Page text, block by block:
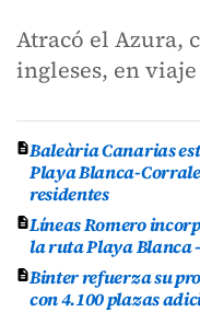
Atracó el Azura,
ingleses, en
Baleària Canarias
Playa Blanca-
residentes
Líneas Romero
la ruta Playa Blanca
Binter refuerza su
con 4.100 plazas